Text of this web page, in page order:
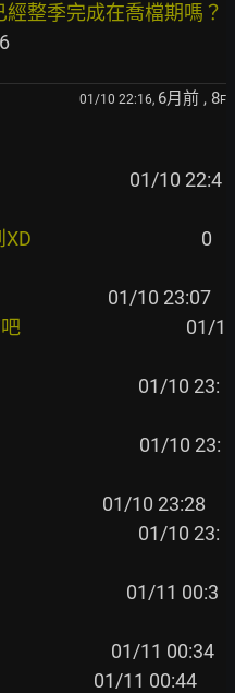
整季完成在喬檔期嗎？
01/10 22:16, 6月前 , 8F
01/10 22:4
的嚇到XD
0
來一首吧
01/1
是
01/10 23:
01/10 23:
01/10 23:
01/11 00:3